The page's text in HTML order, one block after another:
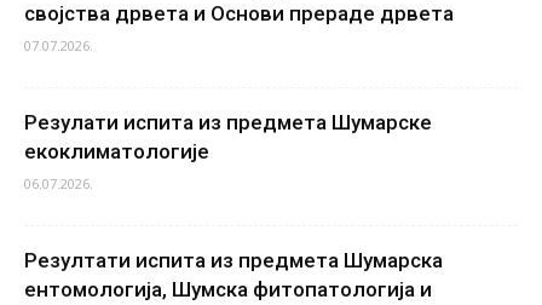
својства дрвета и Основи прераде дрвета
07.07.2026.
Резулати испита из предмета Шумарске
екоклиматологије
06.07.2026.
Резултати испита из предмета Шумарска
ентомологија, Шумска фитопатологија и